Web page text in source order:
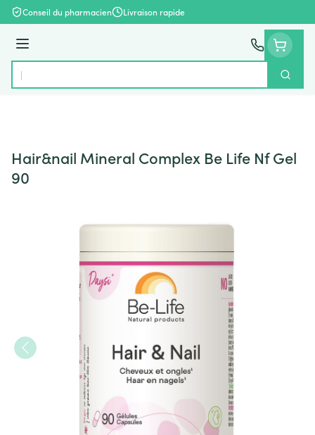
Aller au contenu
Conseil du pharmacien Livraison rapide
Menu
Rechercher
Hair&nail Mineral Complex Be Life Nf Gel
90